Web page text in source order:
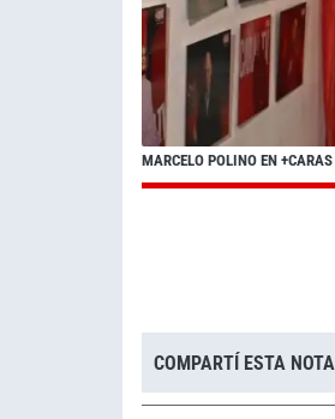
MARCELO POLINO EN +CARAS
COMPARTÍ ESTA NOTA